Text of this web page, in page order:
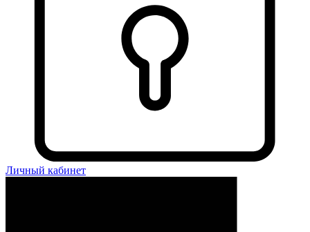
Личный кабинет